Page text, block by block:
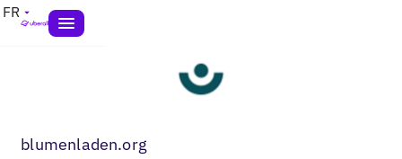
FR
blumenladen.org